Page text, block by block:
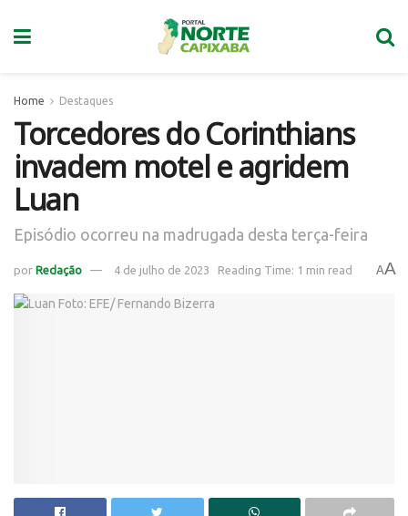
Home Destaques
Torcedores do Corinthians
invadem motel e agridem
Luan
Episódio ocorreu na madrugada desta terça-feira
por Redação 4 de julho de 2023 Reading Time: 1 min read AA